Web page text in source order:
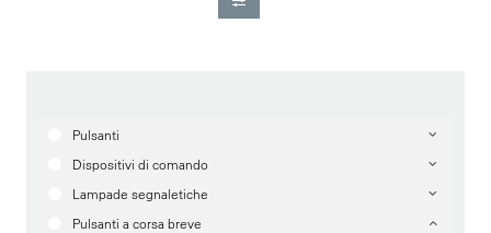
Pulsanti
Dispositivi di comando
Lampade segnaletiche
Pulsanti a corsa breve